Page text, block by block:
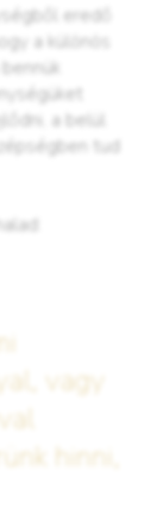
eredő
a különös
a belül
tud
vagy
hinni,